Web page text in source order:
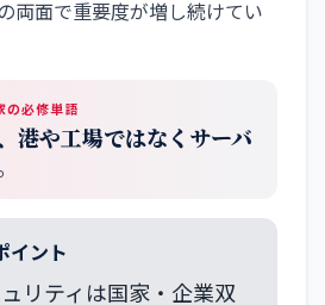
両面で重要度が増し続けてい
必修単語
港や工場ではなくサーバ
イント
リティは国家・企業双